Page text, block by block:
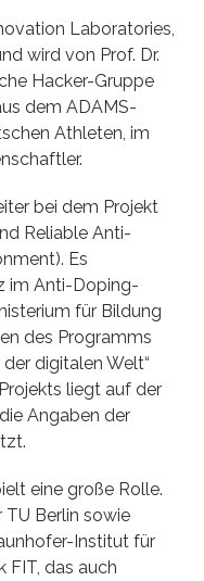
Laboratories,
wird von Prof. Dr.
Hacker-Gruppe
dem ADAMS-
Athleten, im
bei dem Projekt
Reliable Anti-
Es
im Anti-Doping-
für Bildung
des Programms
digitalen Welt“
liegt auf der
Angaben der
eine große Rolle.
TU Berlin sowie
Institut für
FIT, das auch